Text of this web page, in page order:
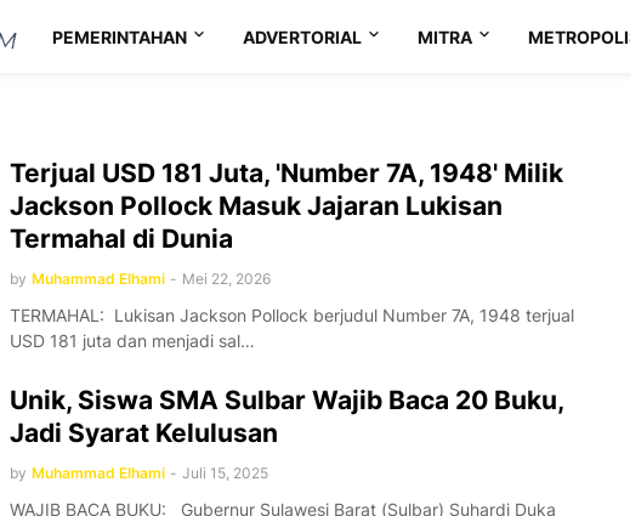
PEMERINTAHAN ADVERTORIAL MITRA
Terjual USD 181 Juta, 'Number 7A, 1948' Milik
Jackson Pollock Masuk Jajaran Lukisan
Termahal di Dunia
by Muhammad Elhami - Mei 22, 2026
TERMAHAL: Lukisan Jackson Pollock berjudul Number 7A, 1948 terjual
USD 181 juta dan menjadi sal…
Unik, Siswa SMA Sulbar Wajib Baca 20 Buku,
Jadi Syarat Kelulusan
by Muhammad Elhami - Juli 15, 2025
WAJIB BACA BUKU: Gubernur Sulawesi Barat (Sulbar) Suhardi Duka